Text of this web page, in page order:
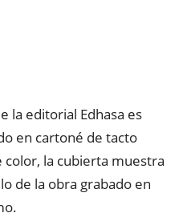
la editorial Edhasa es
en cartoné de tacto
la cubierta muestra
de la obra grabado en